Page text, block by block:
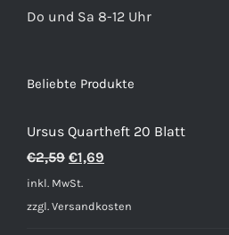
Do und Sa 8-12 Uhr
Beliebte Produkte
Ursus Quartheft 20 Blatt
€2,59 Ursprünglicher
Preis
war:
€1,69
ist:
inkl. MwSt.
zzgl. Versandkosten